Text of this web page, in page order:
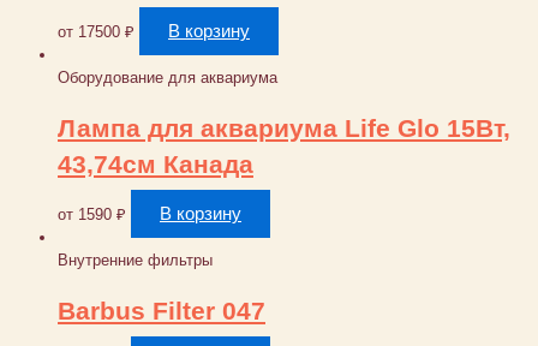
от 17500 ₽ В корзину
Оборудование для аквариума
Лампа для аквариума Life Glo 15Вт,
43,74см Канада
от 1590 ₽ В корзину
Внутренние фильтры
Barbus Filter 047